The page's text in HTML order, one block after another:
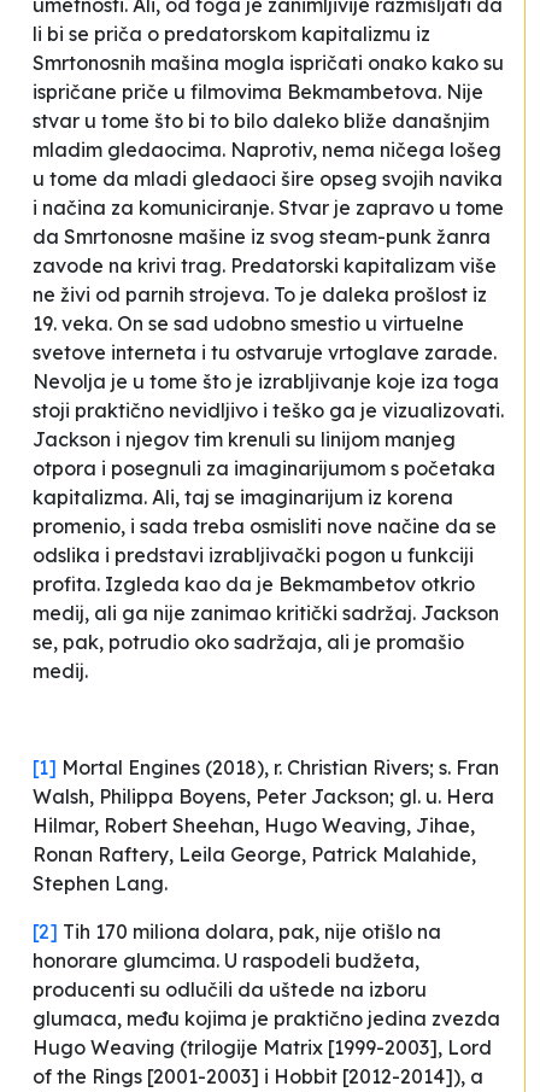
umetnosti. Ali, od toga je zanimljivije razmišljati da
li bi se priča o predatorskom kapitalizmu iz
Smrtonosnih mašina mogla ispričati onako kako su
ispričane priče u filmovima Bekmambetova. Nije
stvar u tome što bi to bilo daleko bliže današnjim
mladim gledaocima. Naprotiv, nema ničega lošeg
u tome da mladi gledaoci šire opseg svojih navika
i načina za komuniciranje. Stvar je zapravo u tome
da Smrtonosne mašine iz svog steam-punk žanra
zavode na krivi trag. Predatorski kapitalizam više
ne živi od parnih strojeva. To je daleka prošlost iz
19. veka. On se sad udobno smestio u virtuelne
svetove interneta i tu ostvaruje vrtoglave zarade.
Nevolja je u tome što je izrabljivanje koje iza toga
stoji praktično nevidljivo i teško ga je vizualizovati.
Jackson i njegov tim krenuli su linijom manjeg
otpora i posegnuli za imaginarijumom s početaka
kapitalizma. Ali, taj se imaginarijum iz korena
promenio, i sada treba osmisliti nove načine da se
odslika i predstavi izrabljivački pogon u funkciji
profita. Izgleda kao da je Bekmambetov otkrio
medij, ali ga nije zanimao kritički sadržaj. Jackson
se, pak, potrudio oko sadržaja, ali je promašio
medij.
[1] Mortal Engines (2018), r. Christian Rivers; s. Fran
Walsh, Philippa Boyens, Peter Jackson; gl. u. Hera
Hilmar, Robert Sheehan, Hugo Weaving, Jihae,
Ronan Raftery, Leila George, Patrick Malahide,
Stephen Lang.
[2] Tih 170 miliona dolara, pak, nije otišlo na
honorare glumcima. U raspodeli budžeta,
producenti su odlučili da uštede na izboru
glumaca, među kojima je praktično jedina zvezda
Hugo Weaving (trilogije Matrix [1999-2003], Lord
of the Rings [2001-2003] i Hobbit [2012-2014]), a